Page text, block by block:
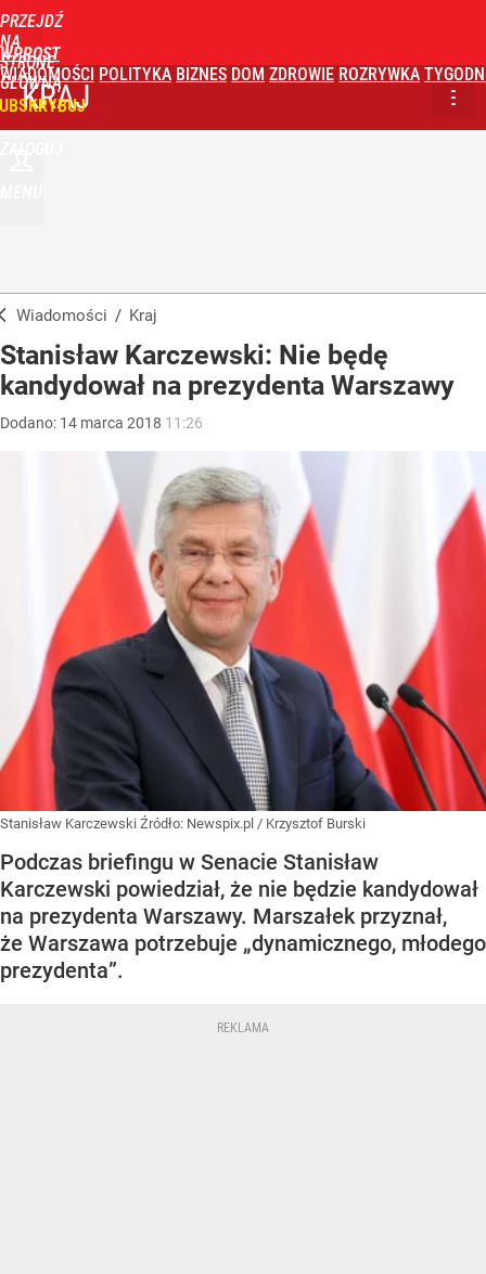
PRZEJDŹ
NA
STRONĘ
GŁÓWNĄ
WPROST
WIADOMOŚCI POLITYKA BIZNES DOM ZDROWIE ROZRYWKA
KRAJ
Wiadomości / Kraj
Stanisław Karczewski: Nie będę
kandydował na prezydenta Warszawy
Dodano: 14 marca 2018 11:26
Stanisław Karczewski Źródło: Newspix.pl / Krzysztof Burski
Podczas briefingu w Senacie Stanisław
Karczewski powiedział, że nie będzie kandydował
na prezydenta Warszawy. Marszałek przyznał,
że Warszawa potrzebuje „dynamicznego, młodego
prezydenta”.